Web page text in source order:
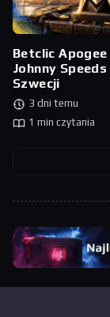
Betclic Apogee
Johnny
Szwecji
3 dni temu
1 min czytania